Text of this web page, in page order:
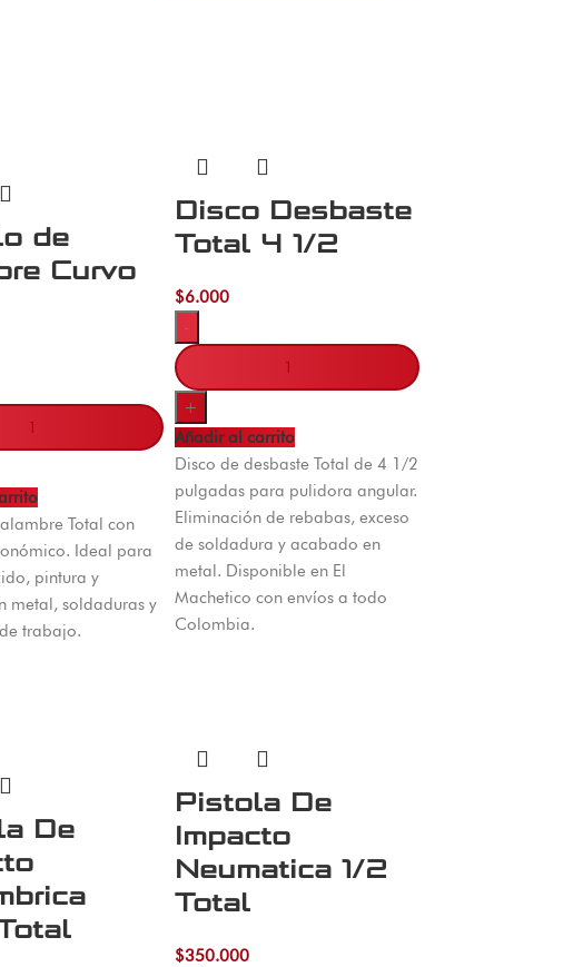
de
Curvo
Total con
Ideal para
pintura y
metal, soldaduras y
trabajo.
Disco Desbaste
Total 4 1/2
$6.000
-
+
Añadir al carrito
Disco de desbaste Total de 4 1/2
pulgadas para pulidora angular.
Eliminación de rebabas, exceso
de soldadura y acabado en
metal. Disponible en El
Machetico con envíos a todo
Colombia.
De
Pistola De
Impacto
Neumatica 1/2
Total
$350.000